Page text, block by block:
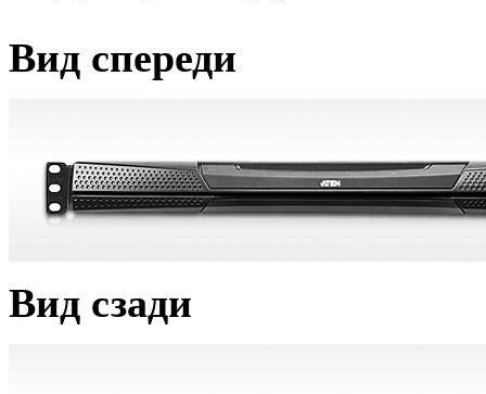
Вид спереди
Вид сзади